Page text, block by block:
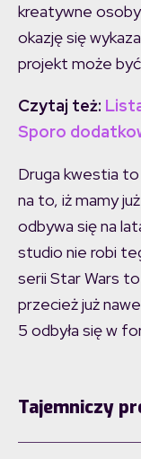
kreatywne osoby
okazję się
projekt może
Czytaj też:
Sporo
Druga kwestia
na to, iż mamy
odbywa się na
studio nie robi
serii Star Wars
przecież już
5 odbyła się w
Tajemniczy